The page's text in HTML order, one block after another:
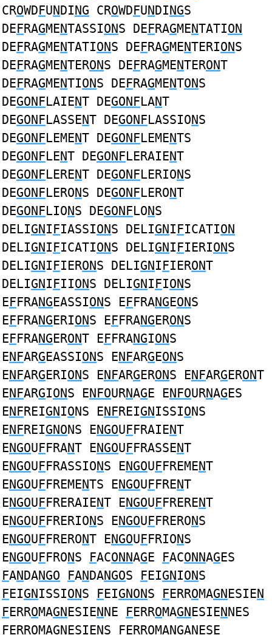
CROWDFUNDING CROWDFUNDINGS
DEFRAGMENTASSIONS DEFRAGMENTATION
DEFRAGMENTATIONS DEFRAGMENTERIONS
DEFRAGMENTERONS DEFRAGMENTERONT
DEFRAGMENTIONS DEFRAGMENTONS
DEGONFLAIENT DEGONFLANT
DEGONFLASSENT DEGONFLASSIONS
DEGONFLEMENT DEGONFLEMENTS
DEGONFLENT DEGONFLERAIENT
DEGONFLERENT DEGONFLERIONS
DEGONFLERONS DEGONFLERONT
DEGONFLIONS DEGONFLONS
DELIGNIFIASSIONS DELIGNIFICATION
DELIGNIFICATIONS DELIGNIFIERIONS
DELIGNIFIERONS DELIGNIFIERONT
DELIGNIFIIONS DELIGNIFIONS
EFFRANGEASSIONS EFFRANGEONS
EFFRANGERIONS EFFRANGERONS
EFFRANGERONT EFFRANGIONS
ENFARGEASSIONS ENFARGEONS
ENFARGERIONS ENFARGERONS ENFARGERONT
ENFARGIONS ENFOURNAGE ENFOURNAGES
ENFREIGNIONS ENFREIGNISSIONS
ENFREIGNONS ENGOUFFRAIENT
ENGOUFFRANT ENGOUFFRASSENT
ENGOUFFRASSIONS ENGOUFFREMENT
ENGOUFFREMENTS ENGOUFFRENT
ENGOUFFRERAIENT ENGOUFFRERENT
ENGOUFFRERIONS ENGOUFFRERONS
ENGOUFFRERONT ENGOUFFRIONS
ENGOUFFRONS FACONNAGE FACONNAGES
FANDANGO FANDANGOS FEIGNIONS
FEIGNISSIONS FEIGNONS FERROMAGNESIEN
FERROMAGNESIENNE FERROMAGNESIENNES
FERROMAGNESIENS FERROMANGANESE